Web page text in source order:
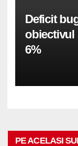
Deficit
obiectivul
6%
PE ACELASI